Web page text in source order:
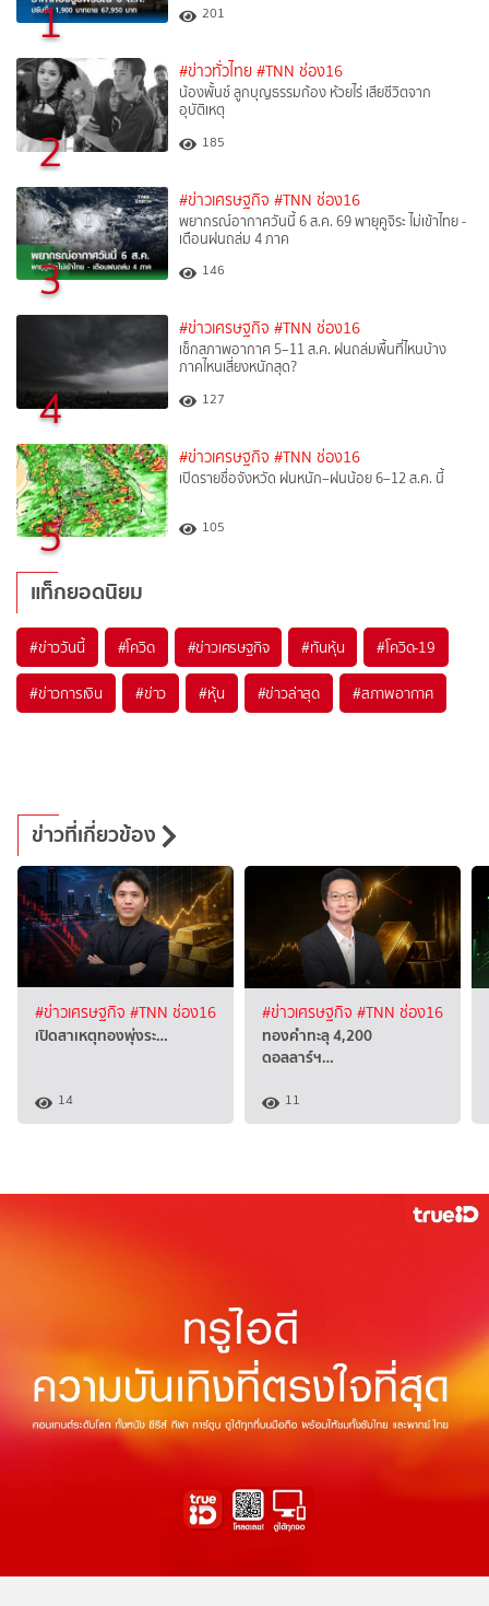
1 201
2
#ข่าวทั่วไทย #TNN ช่อง16
น้องพั้นช์ ลูกบุญธรรมก้อง ห้วยไร่ เสียชีวิตจาก
อุบัติเหตุ
185
3
#ข่าวเศรษฐกิจ #TNN ช่อง16
พยากรณ์อากาศวันนี้ 6 ส.ค. 69 พายุคูจิระ ไม่เข้าไทย -
เตือนฝนถล่ม 4 ภาค
146
4
#ข่าวเศรษฐกิจ #TNN ช่อง16
เช็กสภาพอากาศ 5–11 ส.ค. ฝนถล่มพื้นที่ไหนบ้าง
ภาคไหนเสี่ยงหนักสุด?
127
5
#ข่าวเศรษฐกิจ #TNN ช่อง16
เปิดรายชื่อจังหวัด ฝนหนัก–ฝนน้อย 6–12 ส.ค. นี้
105
แท็กยอดนิยม
#ข่าววันนี้ #โควิด #ข่าวเศรษฐกิจ #ทันหุ้น #โควิด-19
#ข่าวการเงิน #ข่าว #หุ้น #ข่าวล่าสุด #สภาพอากาศ
ข่าวที่เกี่ยวข้อง
#ข่าวเศรษฐกิจ #TNN ช่อง16
เปิดสาเหตุทองพุ่งระ…
14
#ข่าวเศรษฐกิจ #TNN ช่อง16
ทองคำทะลุ 4,200
ดอลลาร์ฯ…
11